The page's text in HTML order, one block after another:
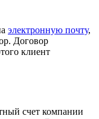
электронную почту,
Договор
клиент
счет компании